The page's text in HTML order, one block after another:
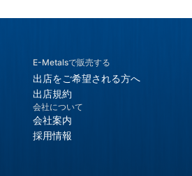
E-Metalsで販売する
出店をご希望される方へ
出店規約
会社について
会社案内
採用情報